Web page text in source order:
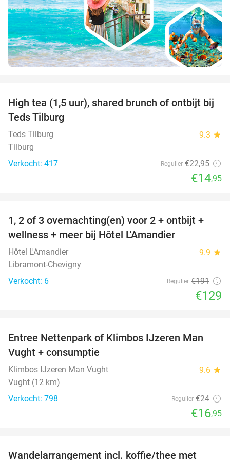
35%
High tea (1,5 uur), shared brunch of ontbijt bij
Teds Tilburg
Teds Tilburg 9.3 star
Tilburg
Verkocht: 417
Regulier €22,95
€14,95
32%
TODAY
1, 2 of 3 overnachting(en) voor 2 + ontbijt +
wellness + meer bij Hôtel L'Amandier
Hôtel L'Amandier 9.9 star
Libramont-Chevigny
Verkocht: 6
Regulier €191
€129
29%
Entree Nettenpark of Klimbos IJzeren Man
Vught + consumptie
Klimbos IJzeren Man Vught 9.6 star
Vught (12 km)
Verkocht: 798
Regulier €24
€16,95
Wandelarrangement incl. koffie/thee met